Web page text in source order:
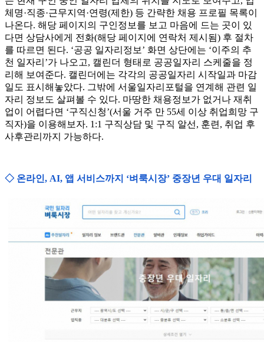
체명·직종·근무지역·연령(제한) 등 간략한 채용 프로필 목록이
나온다. 해당 페이지의 구인정보를 보고 마음에 드는 곳이 있
다면 상담사에게 전화(해당 페이지에 연락처 제시됨) 후 절차
를 따르면 된다. ‘공공 일자리정보’ 화면 상단에는 ‘이주의 추
천 일자리’가 나오고, 캘린더 형태로 공공일자리 스케줄을 정
리해 보여준다. 캘린더에는 각각의 공공일자리 시작일과 마감
일도 표시해놓았다. 그밖에 서울일자리포털을 연계해 관련 일
자리 정보도 살펴볼 수 있다. 마땅한 채용정보가 없거나 재취
업이 어렵다면 ‘구직신청’(서울 거주 만 55세 이상 취업희망 구
직자)을 이용해보자. 1:1 구직상담 및 구직 알선, 훈련, 취업 후
사후관리까지 가능하다.
◇ 온라인, AI, 앱 서비스까지 ‘벼룩시장’ 중장년 우대 일자리